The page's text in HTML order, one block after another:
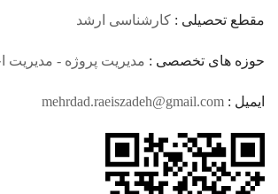
مقطع تحصیلی : کارشناسی ارشد
حوزه های تخصصی : مدیریت پروژه - مدیریت
ایمیل : mehrdad.raeiszadeh@gmail.com